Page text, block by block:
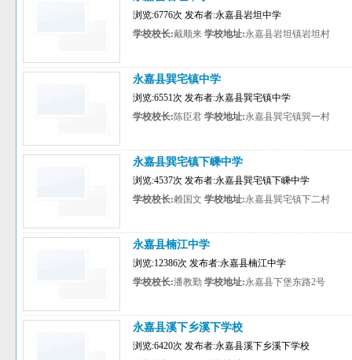
浏览:6776次 发布者:永嘉县岩坦中学
学校校长:戴顺来 学校地址:永嘉县岩坦镇岩坦村
永嘉县巽宅镇中学
浏览:6551次 发布者:永嘉县巽宅镇中学
学校校长:陈臣君 学校地址:永嘉县巽宅镇巽一村
永嘉县巽宅镇下嵊中学
浏览:4537次 发布者:永嘉县巽宅镇下嵊中学
学校校长:赖国文 学校地址:永嘉县巽宅镇下二村
永嘉县楠江中学
浏览:12386次 发布者:永嘉县楠江中学
学校校长:潘教勤 学校地址:永嘉县下堡东路2号
永嘉县溪下乡溪下学校
浏览:6420次 发布者:永嘉县溪下乡溪下学校